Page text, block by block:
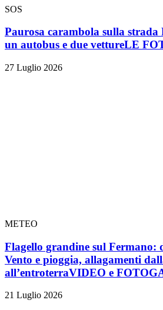
SOS
Paurosa carambola sulla
un autobus e due vettureLE
27 Luglio 2026
METEO
Flagello grandine sul Fermano:
Vento e pioggia, allagamenti
all’entroterraVIDEO e
21 Luglio 2026